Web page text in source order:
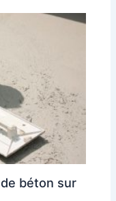
béton sur